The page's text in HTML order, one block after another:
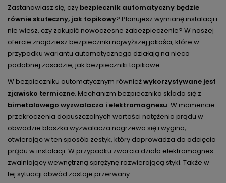
Zastanawiasz się, czy bezpiecznik automatyczny będzie
równie skuteczny, jak topikowy? Planujesz wymianę instalacji i
nie wiesz, czy zakupić nowoczesne zabezpieczenie? W naszej
ofercie znajdziesz bezpieczniki najwyższej jakości, które w
przypadku wariantu automatycznego działają na nieco
podobnej zasadzie, jak bezpieczniki topikowe.
W bezpieczniku automatycznym równieżwykorzystywane jest
zjawisko termiczne. Mechanizm bezpiecznika składa się z
bimetalowego wyzwalacza i elektromagnesu. W momencie
przekroczenia dopuszczalnych wartości natężenia prądu w
obwodzie blaszka wyzwalacza nagrzewa się i wygina,
otwierając w ten sposób zestyk, który doprowadza do odcięcia
prądu w instalacji. W przypadku zwarcia działa elektromagnes
zwalniający wewnętrzną sprężynę rozwierającą styki. Także w
tej sytuacji obwód zostaje przerwany.